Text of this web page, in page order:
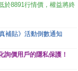
於8891行情價，權益將終
補貼》活動倒數通知
詢價用戶的隱私保護！